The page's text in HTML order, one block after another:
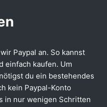
Paypal an. So kannst
einfach kaufen. Um
du ein bestehendes
kein Paypal-Konto
in nur wenigen Schritten